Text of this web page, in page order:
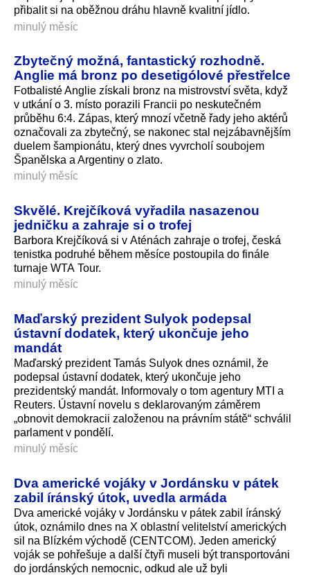
přibalit si na oběžnou dráhu hlavně kvalitní jídlo.
minulý měsíc
Zbytečný možná, fantastický rozhodně.
Anglie má bronz po desetigólové přestřelce
Fotbalisté Anglie získali bronz na mistrovství světa, když
v utkání o 3. místo porazili Francii po neskutečném
průběhu 6:4. Zápas, který mnozí včetně řady jeho aktérů
označovali za zbytečný, se nakonec stal nejzábavnějším
duelem šampionátu, který dnes vyvrcholí soubojem
Španělska a Argentiny o zlato.
minulý měsíc
Skvělé. Krejčíková vyřadila nasazenou
jedničku a zahraje si o trofej
Barbora Krejčíková si v Aténách zahraje o trofej, česká
tenistka podruhé během měsíce postoupila do finále
turnaje WTA Tour.
minulý měsíc
Maďarský prezident Sulyok podepsal
ústavní dodatek, který ukončuje jeho
mandát
Maďarský prezident Tamás Sulyok dnes oznámil, že
podepsal ústavní dodatek, který ukončuje jeho
prezidentský mandát. Informovaly o tom agentury MTI a
Reuters. Ústavní novelu s deklarovaným záměrem
„obnovit demokracii založenou na právním státě“ schválil
parlament v pondělí.
minulý měsíc
Dva americké vojáky v Jordánsku v pátek
zabil íránský útok, uvedla armáda
Dva americké vojáky v Jordánsku v pátek zabil íránský
útok, oznámilo dnes na X oblastní velitelství amerických
sil na Blízkém východě (CENTCOM). Jeden americký
voják se pohřešuje a další čtyři museli být transportováni
do jordánských nemocnic, odkud ale už byli